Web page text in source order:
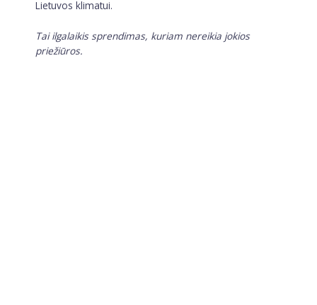
Lietuvos klimatui.
Tai ilgalaikis sprendimas, kuriam nereikia jokios
priežiūros.